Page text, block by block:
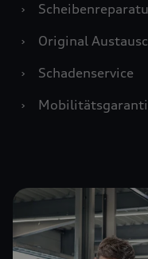
›
›
Original
›
Schadenservice
›